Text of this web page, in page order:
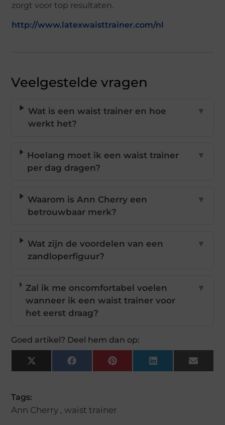
zorgt voor top resultaten.
http://www.latexwaisttrainer.com/nl
Veelgestelde vragen
Wat is een waist trainer en hoe
werkt het?
▼
Hoelang moet ik een waist trainer
per dag dragen?
▼
Waarom is Ann Cherry een
betrouwbaar merk?
▼
Wat zijn de voordelen van een
zandloperfiguur?
▼
Zal ik me oncomfortabel voelen
wanneer ik een waist trainer voor
het eerst draag?
▼
Goed artikel? Deel hem dan op:
X
(Twitter)
FacebookPinterestLinkedInEmail
Tags:
Ann Cherry ,waist trainer